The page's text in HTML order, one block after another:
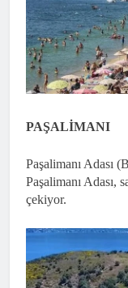
PAŞALİMANI
Paşalimanı Adası
Paşalimanı Adası,
çekiyor.